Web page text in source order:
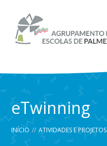
eTwinning
INÍCIO // ATIVIDADES E PROJETOS